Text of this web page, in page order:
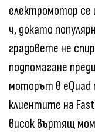
електромотор се
ч, докато
градовете не
подпомагане
моторът в eQuad
клиентите на
висок въртящ